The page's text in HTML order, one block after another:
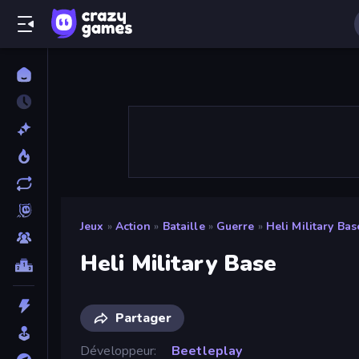
Jeux » Action » Bataille » Guerre » Heli Military
Heli Military Base
Partager
Développeur
Beetleplay